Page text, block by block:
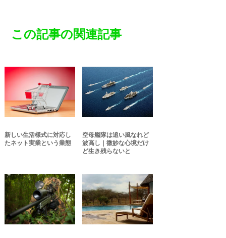
この記事の関連記事
新しい生活様式に対応し
たネット実業という業態
空母艦隊は追い風なれど
波高し｜微妙な心境だけ
ど生き残らないと